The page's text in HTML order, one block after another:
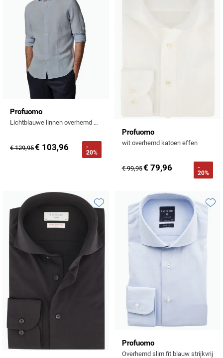
Profuomo
Lichtblauwe linnen overhemd Slim Fit
€ 129,95€ 103,96
-
20%
Profuomo
wit overhemd katoen effen
€ 99,95€ 79,96
-
20%
Toevoegen aan favorieten
Profuomo
Overhemd slim fit blauw strijkvrij